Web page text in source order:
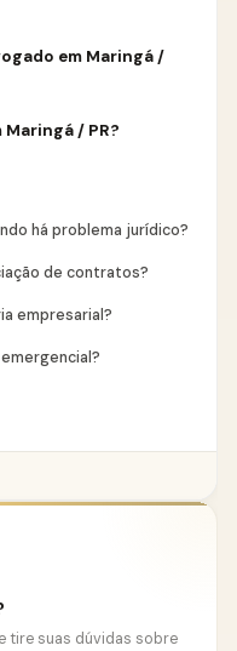
em Maringá /
/ PR?
há problema jurídico?
de contratos?
empresarial?
tire suas dúvidas sobre